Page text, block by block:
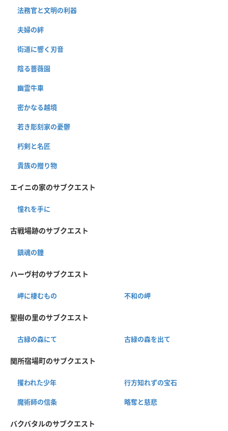
法務官と文明の利器
夫婦の絆
街道に響く刃音
陰る薔薇園
幽霊牛車
密かなる越境
若き彫刻家の憂鬱
朽剣と名匠
貴族の贈り物
エイニの家のサブクエスト
憧れを手に
古戦場跡のサブクエスト
鎮魂の鐘
ハーヴ村のサブクエスト
岬に棲むもの 不和の岬
聖樹の里のサブクエスト
古緑の森にて 古緑の森を出て
関所宿場町のサブクエスト
攫われた少年 行方知れずの宝石
魔術師の信条 略奪と慈悲
バクバタルのサブクエスト